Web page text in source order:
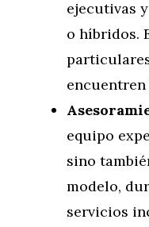
ejecutivas
o híbridos.
equipo
sino
modelo,
servicios